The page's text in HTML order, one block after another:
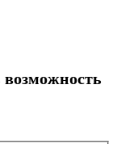
возможность